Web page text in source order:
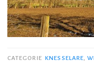
CATEGORIE KNESSELARE,